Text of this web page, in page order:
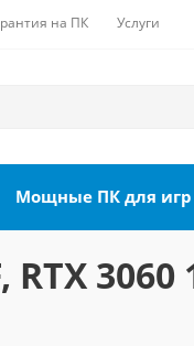
на ПК Услуги
Мощные ПК для игр
3060